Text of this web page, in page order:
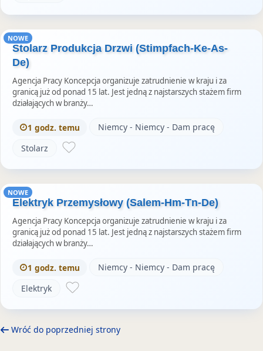
NOWE
Stolarz Produkcja Drzwi (Stimpfach-Ke-As-
De)
Agencja Pracy Koncepcja organizuje zatrudnienie w kraju i za
granicą już od ponad 15 lat. Jest jedną z najstarszych stażem firm
działających w branży…
1 godz. temu
Niemcy - Niemcy - Dam pracę
Stolarz
NOWE
Elektryk Przemysłowy (Salem-Hm-Tn-De)
Agencja Pracy Koncepcja organizuje zatrudnienie w kraju i za
granicą już od ponad 15 lat. Jest jedną z najstarszych stażem firm
działających w branży…
1 godz. temu
Niemcy - Niemcy - Dam pracę
Elektryk
Wróć do poprzedniej strony